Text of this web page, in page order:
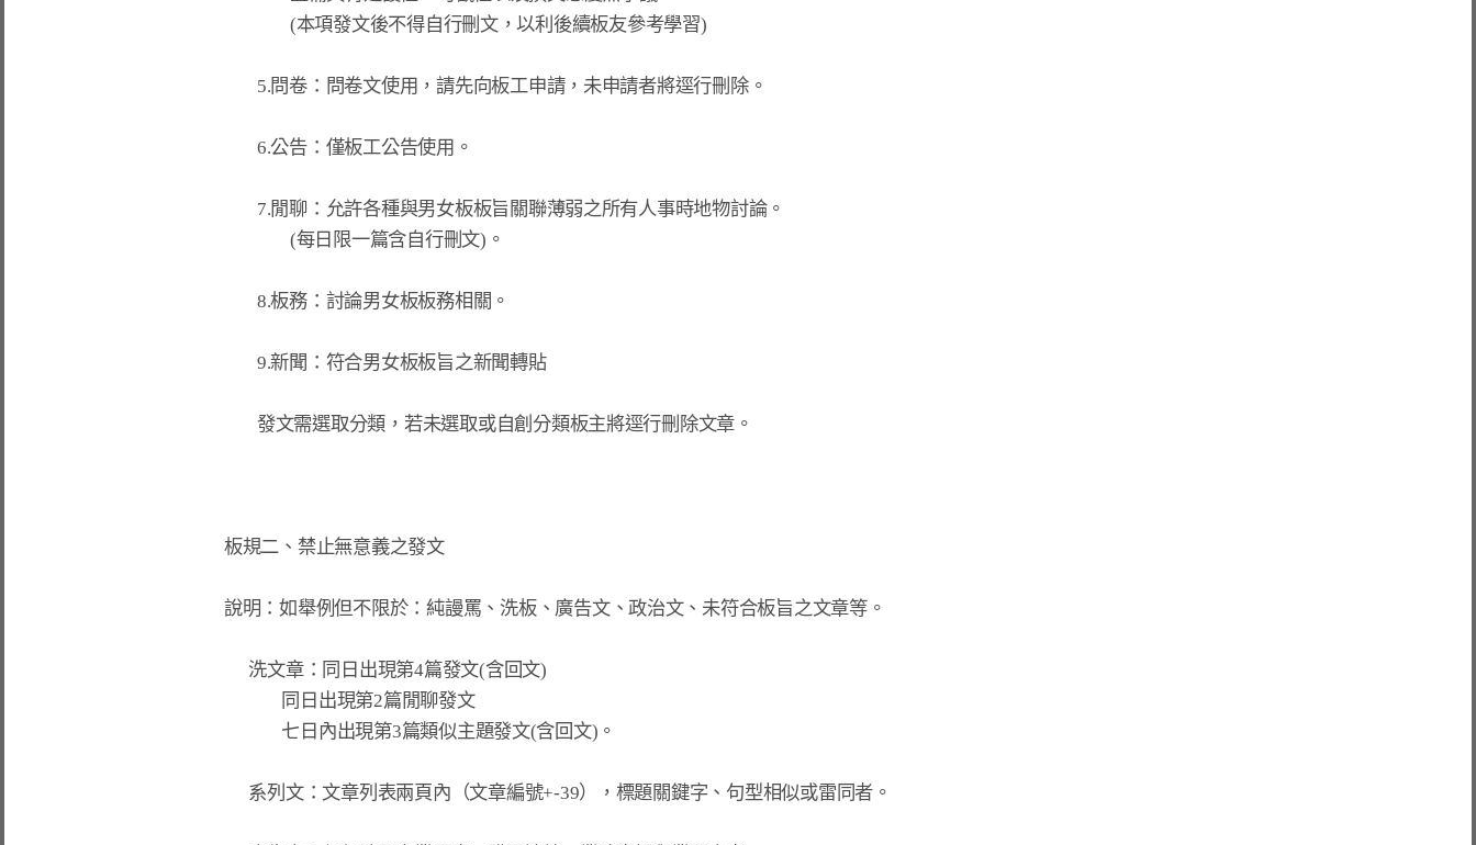
板規二、禁止無意義之發文
說明：如舉例但不限於：純謾罵、洗板、廣告文、政治文、未符合板旨之文章等。